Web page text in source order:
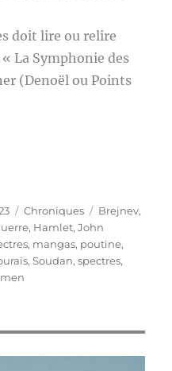
doit lire ou relire
La Symphonie des
(Denoël ou Points
Catégories
Chroniques Étiquettes
Brejnev,
, Hamlet,John
, mangas, poutine,
,Soudan,spectres,